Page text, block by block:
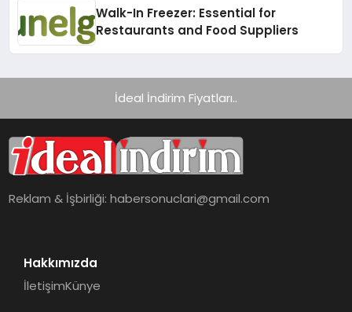
Walk-In Freezer: Essential for
Restaurants and Food Suppliers
İdeal İndirim Fiyatları..
Reklam & İşbirliği:habersonuclari@gmail.com
Hakkımızda
İletişimKünye